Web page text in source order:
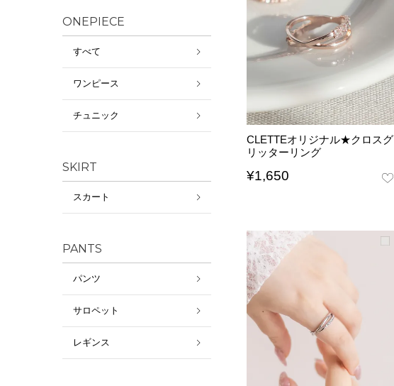
ONEPIECE
すべて
ワンピース
チュニック
SKIRT
スカート
PANTS
パンツ
サロペット
レギンス
CLETTEオリジナル★クロスグ
リッターリング
¥1,650